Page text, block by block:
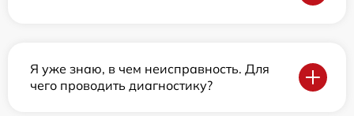
Я уже знаю, в чем неисправность. Для
чего проводить диагностику?